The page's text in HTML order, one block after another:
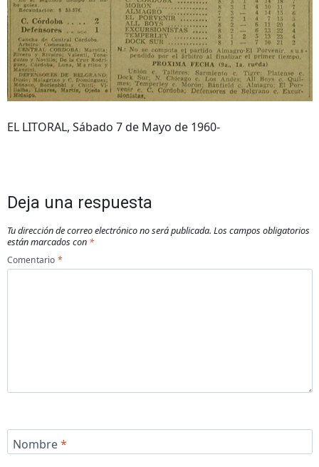
EL LITORAL, Sábado 7 de Mayo de 1960-
Deja una respuesta
Tu dirección de correo electrónico no será publicada. Los campos obligatorios
están marcados con *
Comentario *
Nombre*